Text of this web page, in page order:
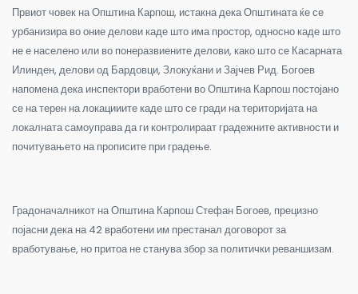
Првиот човек на Општина Карпош, истакна дека Општината ќе се
урбанизира во оние делови каде што има простор, односно каде што
не е населено или во понеразвиените делови, како што се Касарната
Илинден, делови од Бардовци, Злокуќани и Зајчев Рид. Богоев
напомена дека инспектори вработени во Општина Карпош постојано
се на терен на локацииите каде што се гради на територијата на
локалната самоуправа да ги контролираат градежните активности и
почитувањето на прописите при градење.
Градоначалникот на Општина Карпош Стефан Богоев, прецизно
појасни дека на 42 вработени им престанал договорот за
вработување, но притоа не станува збор за политички реваншизам.